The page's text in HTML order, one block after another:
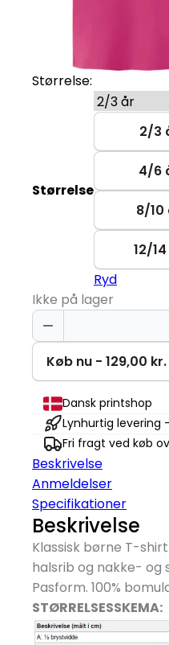
Størrelse:
Størrelse
2/3
4/6
8/10
12/
Ryd
Ikke på lager
I
Don't
Give
A
Flock
T-
shirt
|
Børn
antal
Køb nu - 129,00 kr.
Dansk printshop
Lynhurtig levering
Fri fragt ved køb
Beskrivelse
Anmeldelser
Specifikationer
Beskrivelse
Klassisk børne T-
halsrib og nakke- og
Pasform. 100%
STØRRELSESSKEMA: